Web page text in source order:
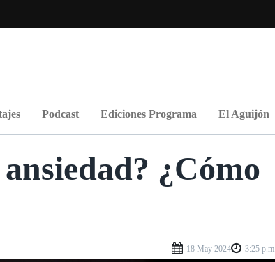
Podcast Ediciones Programa El Aguijón
¿Cómo
18 May 2024 3:25 p.m.